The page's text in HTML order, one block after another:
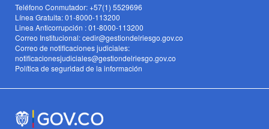
Teléfono Conmutador: +57(1) 5529696
Línea Gratuita: 01-8000-113200
Linea Anticorrupción : 01-8000-113200
Correo Institucional: cedir@gestiondelriesgo.gov.co
Correo de notificaciones judiciales:
notificacionesjudiciales@gestiondelriesgo.gov.co
Política de seguridad de la información